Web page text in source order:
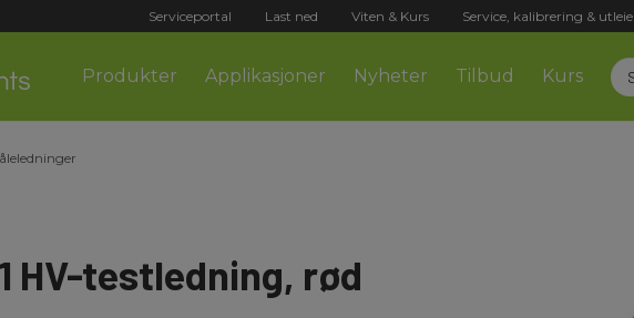
Serviceportal Last ned Viten & Kurs Service, kalibrering & utleie
Produkter Applikasjoner Nyheter Tilbud Kurs
HV-testledning, rød